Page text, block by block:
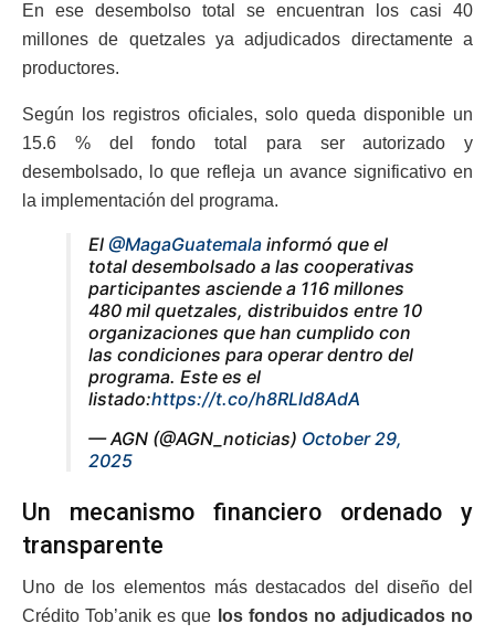
En ese desembolso total se encuentran los casi 40
millones de quetzales ya adjudicados directamente a
productores.
Según los registros oficiales, solo queda disponible un
15.6 % del fondo total para ser autorizado y
desembolsado, lo que refleja un avance significativo en
la implementación del programa.
El @MagaGuatemala informó que el
total desembolsado a las cooperativas
participantes asciende a 116 millones
480 mil quetzales, distribuidos entre 10
organizaciones que han cumplido con
las condiciones para operar dentro del
programa. Este es el
listado:https://t.co/h8RLld8AdA
— AGN (@AGN_noticias) October 29,
2025
Un mecanismo financiero ordenado y
transparente
Uno de los elementos más destacados del diseño del
Crédito Tob’anik es que los fondos no adjudicados no